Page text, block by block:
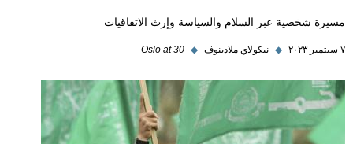
مسيرة شخصية عبر السلام والسياسة وإرث الاتفاقيات
٧ سبتمبر ٢٠٢٣ ◆ نيكولاي ملادينوف ◆
Oslo at 30